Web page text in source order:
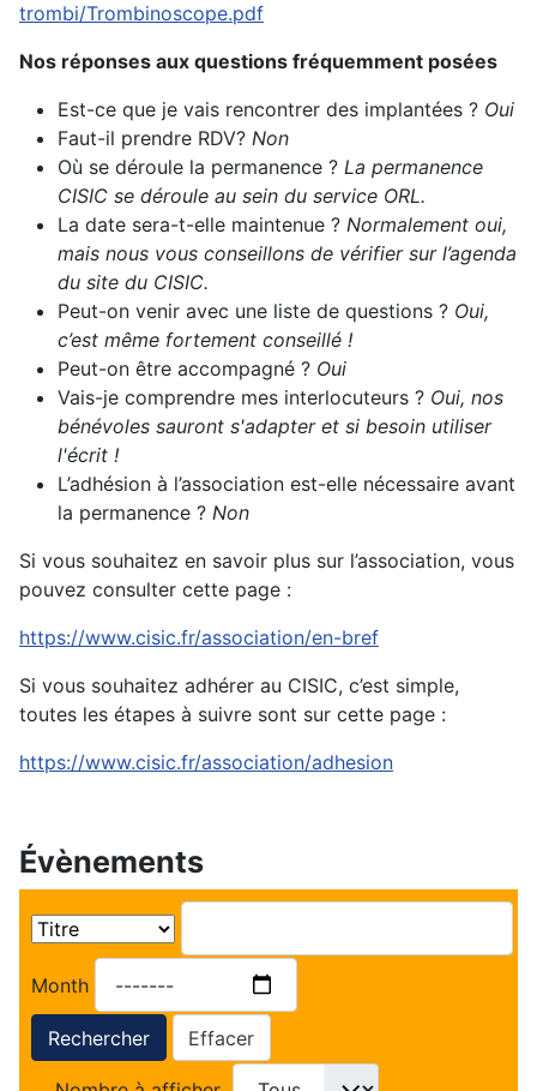
trombi/Trombinoscope.pdf
Nos réponses aux questions fréquemment posées
Est-ce que je vais rencontrer des implantées ? Oui
Faut-il prendre RDV? Non
Où se déroule la permanence ? La permanence
CISIC se déroule au sein du service ORL.
La date sera-t-elle maintenue ? Normalement oui,
mais nous vous conseillons de vérifier sur l’agenda
du site du CISIC.
Peut-on venir avec une liste de questions ? Oui,
c’est même fortement conseillé !
Peut-on être accompagné ? Oui
Vais-je comprendre mes interlocuteurs ? Oui, nos
bénévoles sauront s'adapter et si besoin utiliser
l'écrit !
L’adhésion à l’association est-elle nécessaire avant
la permanence ? Non
Si vous souhaitez en savoir plus sur l’association, vous
pouvez consulter cette page :
https://www.cisic.fr/association/en-bref
Si vous souhaitez adhérer au CISIC, c’est simple,
toutes les étapes à suivre sont sur cette page :
https://www.cisic.fr/association/adhesion
Évènements
Month
Rechercher Effacer